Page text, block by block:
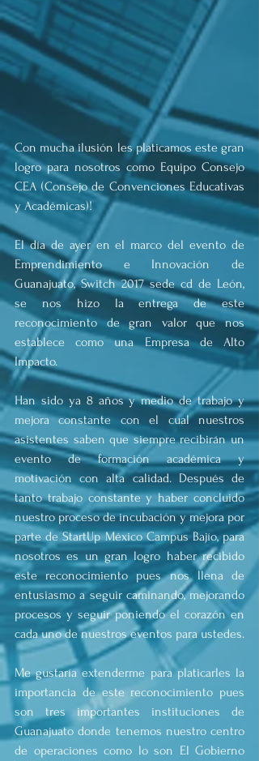
Con mucha ilusión les platicamos este gran
logro para nosotros como Equipo Consejo
CEA (Consejo de Convenciones Educativas
y Académicas)!
El día de ayer en el marco del evento de
Emprendimiento e Innovación de
Guanajuato, Switch 2017 sede cd de León,
se nos hizo la entrega de este
reconocimiento de gran valor que nos
establece como una Empresa de Alto
Impacto.
Han sido ya 8 años y medio de trabajo y
mejora constante con el cual nuestros
asistentes saben que siempre recibirán un
evento de formación académica y
motivación con alta calidad. Después de
tanto trabajo constante y haber concluido
nuestro proceso de incubación y mejora por
parte de StartUp México Campus Bajío, para
nosotros es un gran logro haber recibido
este reconocimiento pues nos llena de
entusiasmo a seguir caminando, mejorando
procesos y seguir poniendo el corazón en
cada uno de nuestros eventos para ustedes.
Me gustaría extenderme para platicarles la
importancia de este reconocimiento pues
son tres importantes instituciones de
Guanajuato donde tenemos nuestro centro
de operaciones como lo son El Gobierno